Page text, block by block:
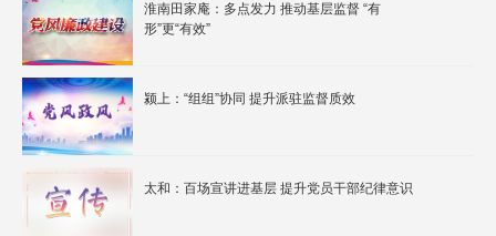
淮南田家庵：多点发力 推动基层监督 “有
形”更“有效”
颍上：“组组”协同 提升派驻监督质效
太和：百场宣讲进基层 提升党员干部纪律意识